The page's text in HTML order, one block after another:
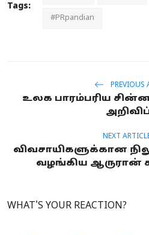
Tags:
#PRpandian
PREVIOUS
உலக பாரம்பரிய
NEXT
விவசாயிகளுக்கான
வழங்கிய
WHAT'S YOUR REACTION?